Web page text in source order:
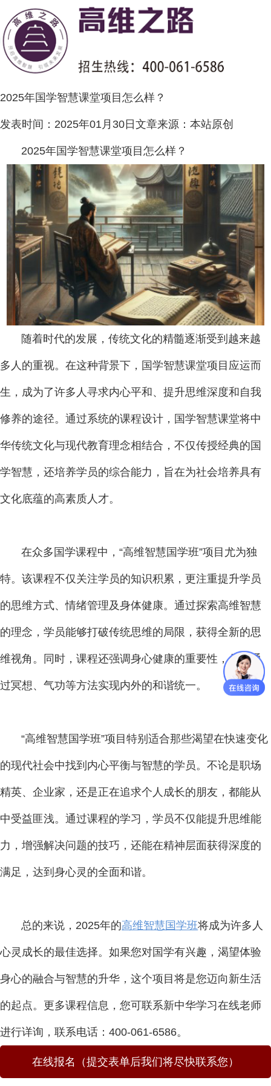
2025年国学智慧课堂项目怎么样？
发表时间： 2025年01月30日 文章来源： 本站原创
2025年国学智慧课堂项目怎么样？
随着时代的发展，传统文化的精髓逐渐受到越来越
多人的重视。在这种背景下，国学智慧课堂项目应运而
生，成为了许多人寻求内心平和、提升思维深度和自我
修养的途径。通过系统的课程设计，国学智慧课堂将中
华传统文化与现代教育理念相结合，不仅传授经典的国
学智慧，还培养学员的综合能力，旨在为社会培养具有
文化底蕴的高素质人才。
在众多国学课程中，“高维智慧国学班”项目尤为独
特。该课程不仅关注学员的知识积累，更注重提升学员
的思维方式、情绪管理及身体健康。通过探索高维智慧
的理念，学员能够打破传统思维的局限，获得全新的思
维视角。同时，课程还强调身心健康的重要性，倡导通
过冥想、气功等方法实现内外的和谐统一。
“高维智慧国学班”项目特别适合那些渴望在快速变化
的现代社会中找到内心平衡与智慧的学员。不论是职场
精英、企业家，还是正在追求个人成长的朋友，都能从
中受益匪浅。通过课程的学习，学员不仅能提升思维能
力，增强解决问题的技巧，还能在精神层面获得深度的
满足，达到身心灵的全面和谐。
总的来说，2025年的高维智慧国学班将成为许多人
心灵成长的最佳选择。如果您对国学有兴趣，渴望体验
身心的融合与智慧的升华，这个项目将是您迈向新生活
的起点。 更多课程信息，您可联系新中华学习在线老师
进行详询，联系电话：400-061-6586。
在线报名（提交表单后我们将尽快联系您）